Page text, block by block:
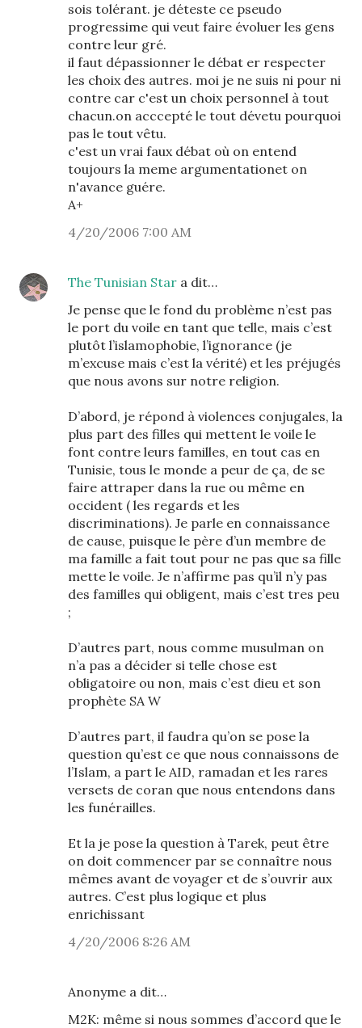
sois tolérant. je déteste ce pseudo
progressime qui veut faire évoluer les gens
contre leur gré.
il faut dépassionner le débat er respecter
les choix des autres. moi je ne suis ni pour ni
contre car c'est un choix personnel à tout
chacun.on acccepté le tout dévetu pourquoi
pas le tout vêtu.
c'est un vrai faux débat où on entend
toujours la meme argumentationet on
n'avance guére.
A+
4/20/2006 7:00 AM
The Tunisian Star a dit…
Je pense que le fond du problème n’est pas
le port du voile en tant que telle, mais c’est
plutôt l’islamophobie, l’ignorance (je
m’excuse mais c’est la vérité) et les préjugés
que nous avons sur notre religion.
D’abord, je répond à violences conjugales, la
plus part des filles qui mettent le voile le
font contre leurs familles, en tout cas en
Tunisie, tous le monde a peur de ça, de se
faire attraper dans la rue ou même en
occident ( les regards et les
discriminations). Je parle en connaissance
de cause, puisque le père d’un membre de
ma famille a fait tout pour ne pas que sa fille
mette le voile. Je n’affirme pas qu’il n’y pas
des familles qui obligent, mais c’est tres peu
;
D’autres part, nous comme musulman on
n’a pas a décider si telle chose est
obligatoire ou non, mais c’est dieu et son
prophète SA W
D’autres part, il faudra qu’on se pose la
question qu’est ce que nous connaissons de
l’Islam, a part le AID, ramadan et les rares
versets de coran que nous entendons dans
les funérailles.
Et la je pose la question à Tarek, peut être
on doit commencer par se connaître nous
mêmes avant de voyager et de s’ouvrir aux
autres. C’est plus logique et plus
enrichissant
4/20/2006 8:26 AM
Anonyme a dit…
M2K: même si nous sommes d’accord que le